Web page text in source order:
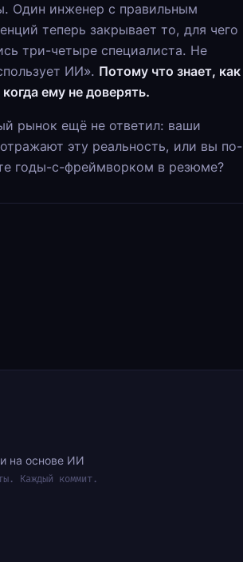
Один инженер с правильным
теперь закрывает то, для чего
три-четыре специалиста. Не
ИИ». Потому что знает, как
ему не доверять.
рынок ещё не ответил: ваши
эту реальность, или вы по-
годы-с-фреймворком в резюме?
на основе ИИ
Каждый коммит.